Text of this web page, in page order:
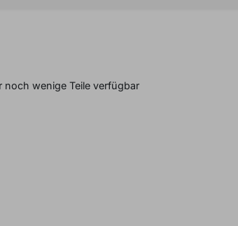
noch wenige Teile verfügbar